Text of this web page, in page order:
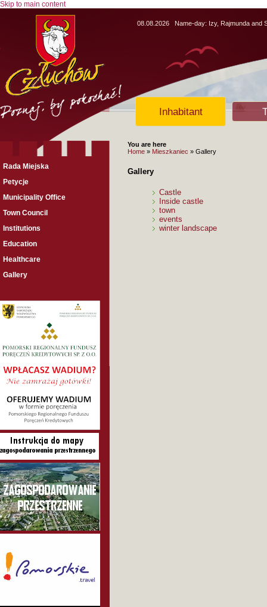
Skip to main content
08.08.2026 Name-day: Izy, Rajmunda and
Inhabitant
Rada Miejska
Petycje
Municipality Office
Town Council
Institutions
Education
Healthcare
Gallery
You are here
Home » Mieszkaniec » Gallery
Gallery
Castle
Inside castle
town
events
winter landscape